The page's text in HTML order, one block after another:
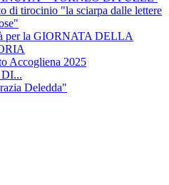
di tirocinio "la sciarpa dalle lettere
per la GIORNATA DELLA
Accogliena 2025
Deledda"